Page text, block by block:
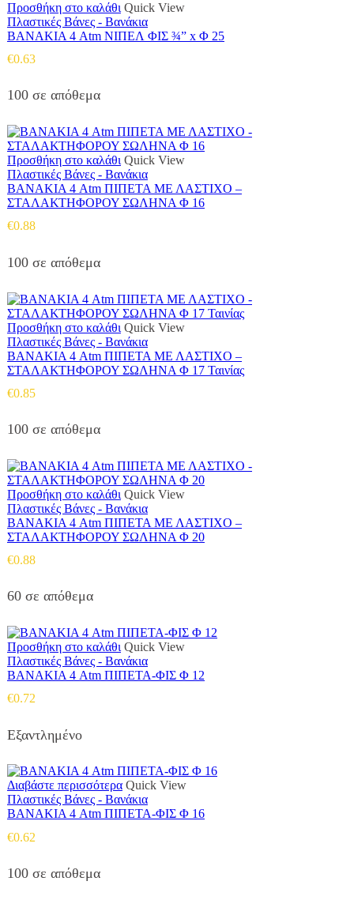
Προσθήκη στο καλάθι Quick View
Πλαστικές Βάνες - Βανάκια
ΒΑΝΑΚΙΑ 4 Atm ΝΙΠΕΛ ΦΙΣ ¾” x Φ 25
€0.63
100 σε απόθεμα
Προσθήκη στο καλάθι Quick View
Πλαστικές Βάνες - Βανάκια
ΒΑΝΑΚΙΑ 4 Atm ΠΙΠΕΤΑ ΜΕ ΛΑΣΤΙΧΟ –
ΣΤΑΛΑΚΤΗΦΟΡΟΥ ΣΩΛΗΝΑ Φ 16
€0.88
100 σε απόθεμα
Προσθήκη στο καλάθι Quick View
Πλαστικές Βάνες - Βανάκια
ΒΑΝΑΚΙΑ 4 Atm ΠΙΠΕΤΑ ΜΕ ΛΑΣΤΙΧΟ –
ΣΤΑΛΑΚΤΗΦΟΡΟΥ ΣΩΛΗΝΑ Φ 17 Ταινίας
€0.85
100 σε απόθεμα
Προσθήκη στο καλάθι Quick View
Πλαστικές Βάνες - Βανάκια
ΒΑΝΑΚΙΑ 4 Atm ΠΙΠΕΤΑ ΜΕ ΛΑΣΤΙΧΟ –
ΣΤΑΛΑΚΤΗΦΟΡΟΥ ΣΩΛΗΝΑ Φ 20
€0.88
60 σε απόθεμα
Προσθήκη στο καλάθι Quick View
Πλαστικές Βάνες - Βανάκια
ΒΑΝΑΚΙΑ 4 Atm ΠΙΠΕΤΑ-ΦΙΣ Φ 12
€0.72
Εξαντλημένο
Διαβάστε περισσότερα Quick View
Πλαστικές Βάνες - Βανάκια
ΒΑΝΑΚΙΑ 4 Atm ΠΙΠΕΤΑ-ΦΙΣ Φ 16
€0.62
100 σε απόθεμα